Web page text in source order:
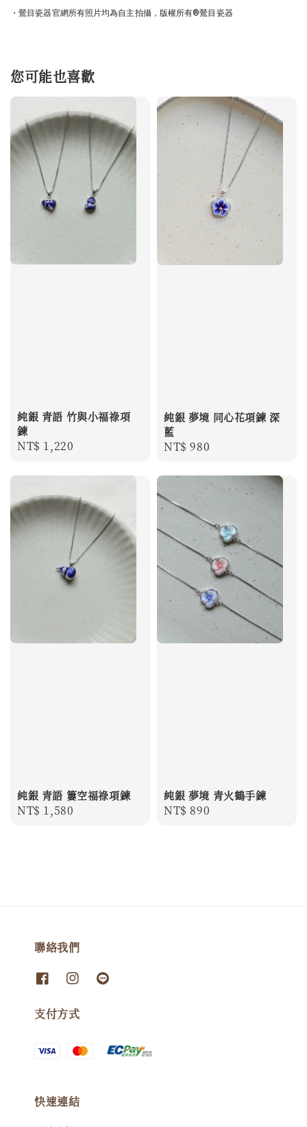
・鶯目瓷器官網所有照片均為自主拍攝，版權所有®鶯目瓷器
您可能也喜歡
純銀 青語 竹與小福祿項
鍊
Regular
NT$ 1,220
純銀 夢境 同心花項鍊 深
藍
Regular
NT$ 980
純銀 青語 簍空福祿項鍊
Regular
NT$ 1,580
純銀 夢境 青火鶴手鍊
Regular
NT$ 890
聯絡我們
支付方式
快速連結